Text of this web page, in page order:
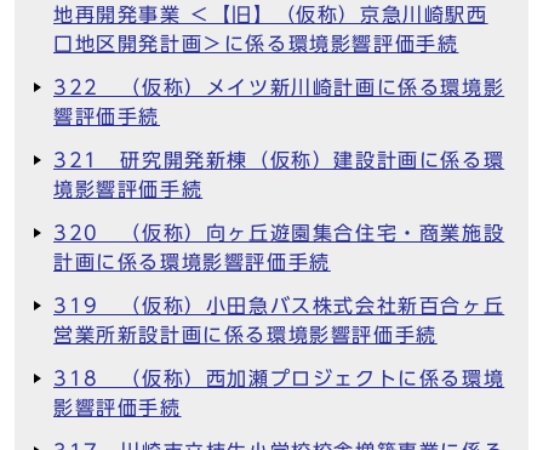
地再開発事業 ＜【旧】（仮称）京急川崎駅西
口地区開発計画＞に係る環境影響評価手続
322 （仮称）メイツ新川崎計画に係る環境影
響評価手続
321 研究開発新棟（仮称）建設計画に係る環
境影響評価手続
320 （仮称）向ヶ丘遊園集合住宅・商業施設
計画に係る環境影響評価手続
319 （仮称）小田急バス株式会社新百合ヶ丘
営業所新設計画に係る環境影響評価手続
318 （仮称）西加瀬プロジェクトに係る環境
影響評価手続